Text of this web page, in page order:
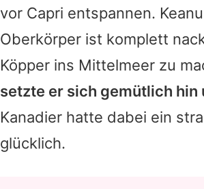
vor Capri entspannen. Keanu
Oberkörper ist komplett
Köpper ins Mittelmeer zu
setzte er sich gemütlich hin
Kanadier hatte dabei ein
glücklich.